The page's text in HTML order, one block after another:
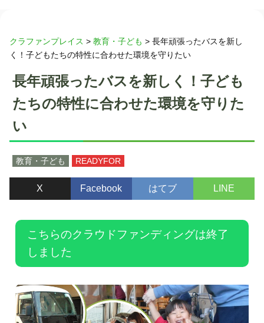
クラファンプレイス > 教育・子ども > 長年頑張ったバスを新し
く！子どもたちの特性に合わせた環境を守りたい
長年頑張ったバスを新しく！子ども
たちの特性に合わせた環境を守りた
い
教育・子ども READYFOR
X Facebook はてブ LINE
こちらのクラウドファンディングは終了
しました